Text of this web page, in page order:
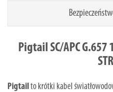
Pigtail SC/APC G.657
Pigtailto krótki kabel